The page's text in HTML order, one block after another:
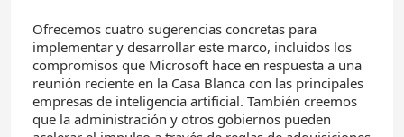
Ofrecemos cuatro sugerencias concretas para
implementar y desarrollar este marco, incluidos los
compromisos que Microsoft hace en respuesta a una
reunión reciente en la Casa Blanca con las principales
empresas de inteligencia artificial. También creemos
que la administración y otros gobiernos pueden